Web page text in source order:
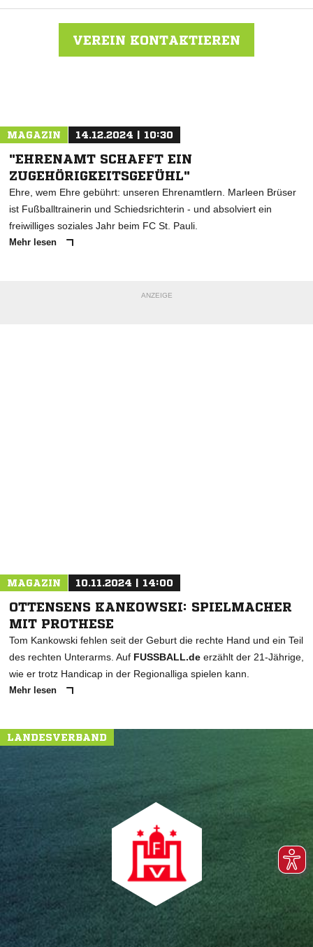
VEREIN KONTAKTIEREN
MAGAZIN 14.12.2024 | 10:30
"EHRENAMT SCHAFFT EIN
ZUGEHÖRIGKEITSGEFÜHL"
Ehre, wem Ehre gebührt: unseren Ehrenamtlern. Marleen Brüser
ist Fußballtrainerin und Schiedsrichterin - und absolviert ein
freiwilliges soziales Jahr beim FC St. Pauli.
Mehr lesen
ANZEIGE
MAGAZIN 10.11.2024 | 14:00
OTTENSENS KANKOWSKI: SPIELMACHER
MIT PROTHESE
Tom Kankowski fehlen seit der Geburt die rechte Hand und ein Teil
des rechten Unterarms. Auf FUSSBALL.de erzählt der 21-Jährige,
wie er trotz Handicap in der Regionalliga spielen kann.
Mehr lesen
LANDESVERBAND